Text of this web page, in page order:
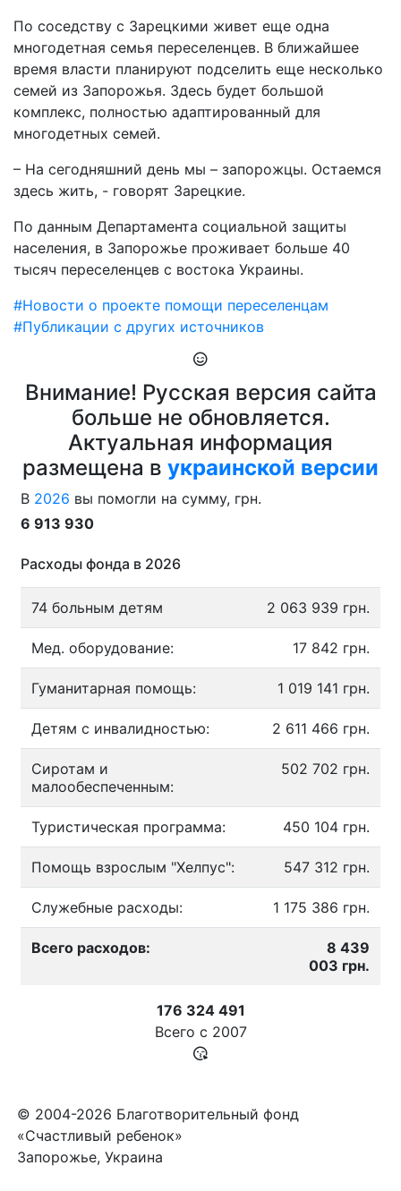
По соседству с Зарецкими живет еще одна
многодетная семья переселенцев. В ближайшее
время власти планируют подселить еще несколько
семей из Запорожья. Здесь будет большой
комплекс, полностью адаптированный для
многодетных семей.
– На сегодняшний день мы – запорожцы. Остаемся
здесь жить, - говорят Зарецкие.
По данным Департамента социальной защиты
населения, в Запорожье проживает больше 40
тысяч переселенцев с востока Украины.
#Новости о проекте помощи переселенцам
#Публикации с других источников
Внимание! Русская версия сайта
больше не обновляется.
Актуальная информация
размещена в украинской версии
В 2026 вы помогли на сумму, грн.
6 913 930
Расходы фонда в 2026
74 больным детям 2 063 939 грн.
Мед. оборудование: 17 842 грн.
Гуманитарная помощь: 1 019 141 грн.
Детям с инвалидностью: 2 611 466 грн.
Сиротам и
малообеспеченным:
502 702 грн.
Туристическая программа: 450 104 грн.
Помощь взрослым "Хелпус": 547 312 грн.
Служебные расходы: 1 175 386 грн.
Всего расходов:
8 439
003 грн.
176 324 491
Всего с 2007
© 2004-2026 Благотворительный фонд
«Счастливый ребенок»
Запорожье, Украина